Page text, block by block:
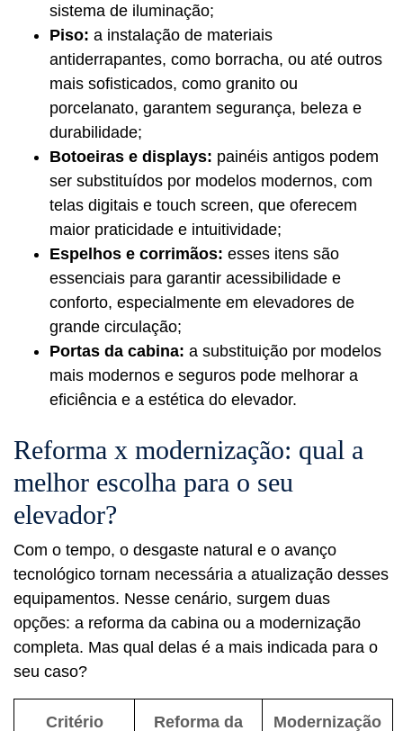
sistema de iluminação;
Piso: a instalação de materiais
antiderrapantes, como borracha, ou até outros
mais sofisticados, como granito ou
porcelanato, garantem segurança, beleza e
durabilidade;
Botoeiras e displays: painéis antigos podem
ser substituídos por modelos modernos, com
telas digitais e touch screen, que oferecem
maior praticidade e intuitividade;
Espelhos e corrimãos: esses itens são
essenciais para garantir acessibilidade e
conforto, especialmente em elevadores de
grande circulação;
Portas da cabina: a substituição por modelos
mais modernos e seguros pode melhorar a
eficiência e a estética do elevador.
Reforma x modernização: qual a
melhor escolha para o seu
elevador?
Com o tempo, o desgaste natural e o avanço
tecnológico tornam necessária a atualização desses
equipamentos. Nesse cenário, surgem duas
opções: a reforma da cabina ou a modernização
completa. Mas qual delas é a mais indicada para o
seu caso?
Critério
Reforma da
Modernização